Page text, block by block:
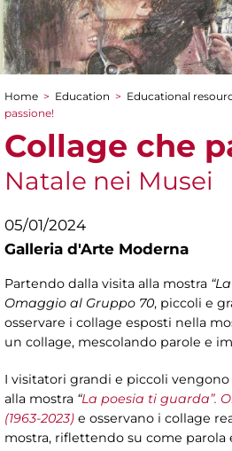
You are here
Home > Education > Educational
passione!
Collage che
Natale nei Musei
05/01/2024
Galleria d'Arte Moderna
Partendo dalla visita alla mostra
Omaggio al Gruppo 70, piccoli e
osservare i collage esposti nella
un collage, mescolando parole e
I visitatori grandi e piccoli
alla mostra “La poesia ti guarda”.
(1963-2023) e osservano i collage
mostra, riflettendo su come parola